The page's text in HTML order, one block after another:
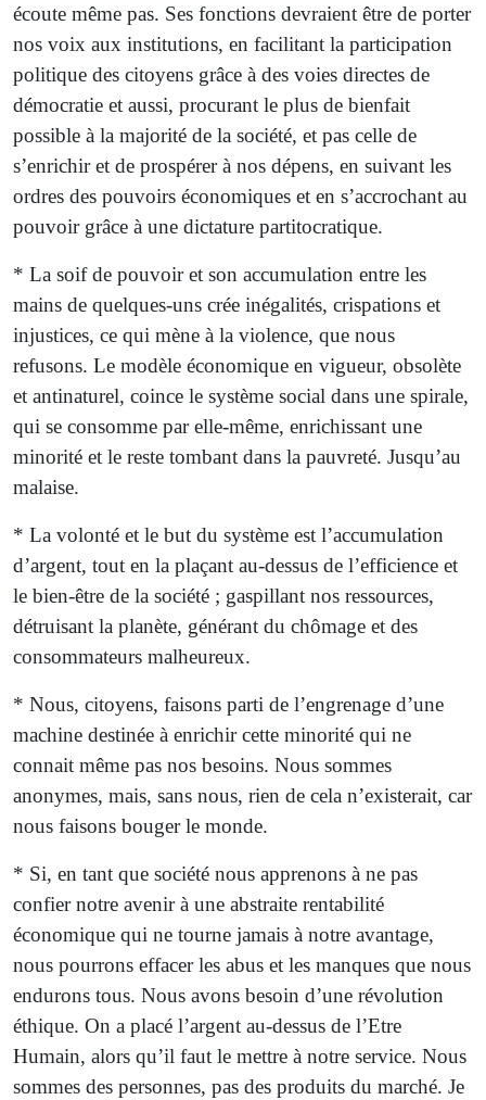
écoute même pas. Ses fonctions devraient être de porter
nos voix aux institutions, en facilitant la participation
politique des citoyens grâce à des voies directes de
démocratie et aussi, procurant le plus de bienfait
possible à la majorité de la société, et pas celle de
s’enrichir et de prospérer à nos dépens, en suivant les
ordres des pouvoirs économiques et en s’accrochant au
pouvoir grâce à une dictature partitocratique.
* La soif de pouvoir et son accumulation entre les
mains de quelques-uns crée inégalités, crispations et
injustices, ce qui mène à la violence, que nous
refusons. Le modèle économique en vigueur, obsolète
et antinaturel, coince le système social dans une spirale,
qui se consomme par elle-même, enrichissant une
minorité et le reste tombant dans la pauvreté. Jusqu’au
malaise.
* La volonté et le but du système est l’accumulation
d’argent, tout en la plaçant au-dessus de l’efficience et
le bien-être de la société ; gaspillant nos ressources,
détruisant la planète, générant du chômage et des
consommateurs malheureux.
* Nous, citoyens, faisons parti de l’engrenage d’une
machine destinée à enrichir cette minorité qui ne
connait même pas nos besoins. Nous sommes
anonymes, mais, sans nous, rien de cela n’existerait, car
nous faisons bouger le monde.
* Si, en tant que société nous apprenons à ne pas
confier notre avenir à une abstraite rentabilité
économique qui ne tourne jamais à notre avantage,
nous pourrons effacer les abus et les manques que nous
endurons tous. Nous avons besoin d’une révolution
éthique. On a placé l’argent au-dessus de l’Etre
Humain, alors qu’il faut le mettre à notre service. Nous
sommes des personnes, pas des produits du marché. Je